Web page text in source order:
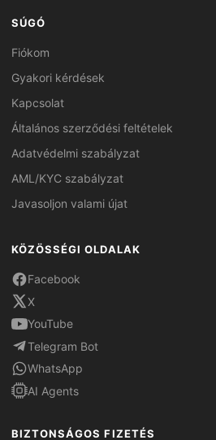
SÚGÓ
Fiókom
Gyakori kérdések
Kapcsolat
Általános szerződési feltételek
Adatvédelmi szabályzat
AML/KYC szabályzat
Javasoljon valami újat
KÖZÖSSÉGI OLDALAK
Facebook
X
YouTube
Telegram Bot
WhatsApp
AI Agents
BIZTONSÁGOS FIZETÉS